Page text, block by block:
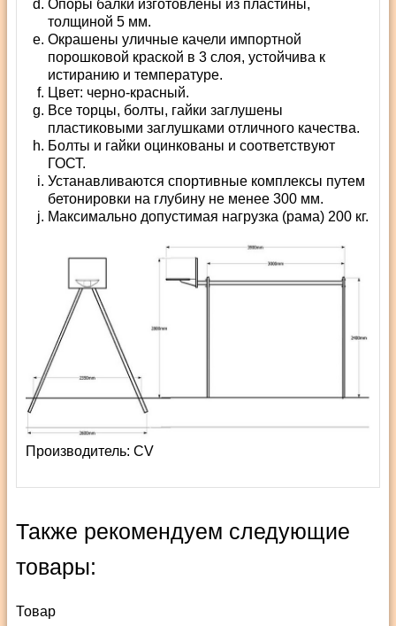
Опоры балки изготовлены из пластины,
толщиной 5 мм.
Окрашены уличные качели импортной
порошковой краской в 3 слоя, устойчива к
истиранию и температуре.
Цвет: черно-красный.
Все торцы, болты, гайки заглушены
пластиковыми заглушками отличного качества.
Болты и гайки оцинкованы и соответствуют
ГОСТ.
Устанавливаются спортивные комплексы путем
бетонировки на глубину не менее 300 мм.
Максимально допустимая нагрузка (рама) 200 кг.
Производитель: СV
Также рекомендуем следующие
товары:
Товар